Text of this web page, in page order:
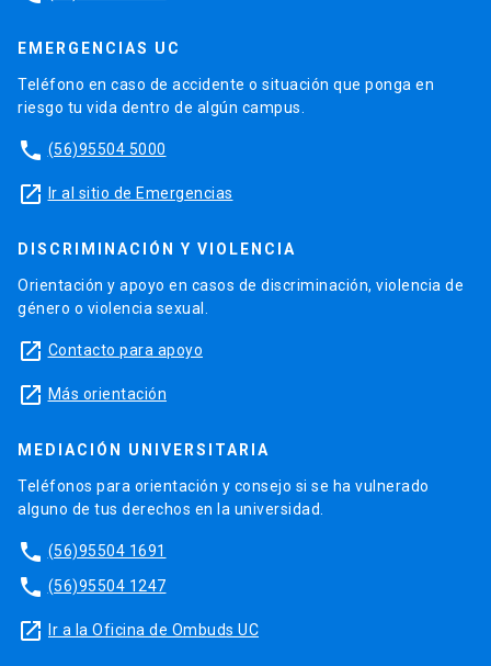
EMERGENCIAS UC
Teléfono en caso de accidente o situación que ponga en
riesgo tu vida dentro de algún campus.
phone (56)95504 5000
launch Ir al sitio de Emergencias
DISCRIMINACIÓN Y VIOLENCIA
Orientación y apoyo en casos de discriminación, violencia de
género o violencia sexual.
launch Contacto para apoyo
launch Más orientación
MEDIACIÓN UNIVERSITARIA
Teléfonos para orientación y consejo si se ha vulnerado
alguno de tus derechos en la universidad.
phone (56)95504 1691
phone (56)95504 1247
launch Ir a la Oficina de Ombuds UC